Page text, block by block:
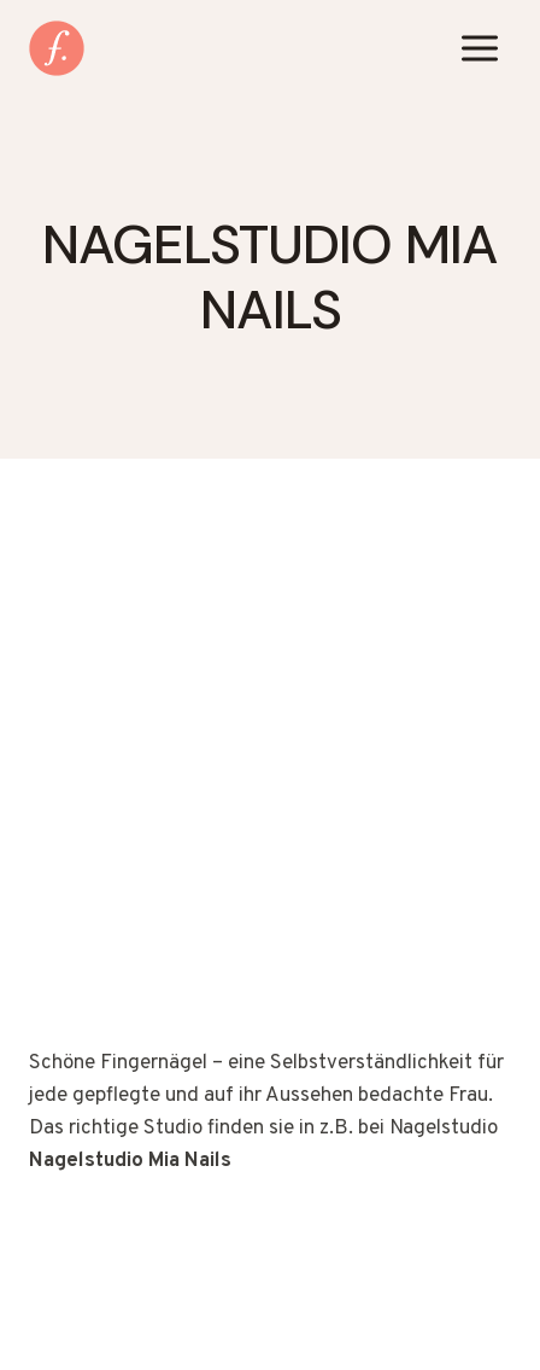
Inhalt
springen
NAGELSTUDIO MIA
NAILS
Schöne Fingernägel – eine Selbstverständlichkeit für
jede gepflegte und auf ihr Aussehen bedachte Frau.
Das richtige Studio finden sie in z.B. bei Nagelstudio
Nagelstudio Mia Nails